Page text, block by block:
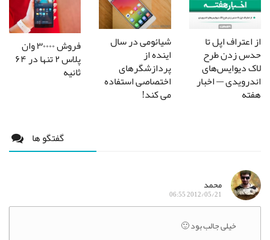
از اعتراف اپل تا
حدس زدن طرح
لاک دیوایس‌های
اندرویدی — اخبار
هفته
شیائومی در سال
اینده از
پردازشگرهای
اختصاصی استفاده
می کند!
فروش ۳۰۰۰۰ وان
پلاس ۲ تنها در ۶۴
ثانیه
گفتگو ها
محمد
2012/05/21 06:55
خیلی جالب بود 🙂